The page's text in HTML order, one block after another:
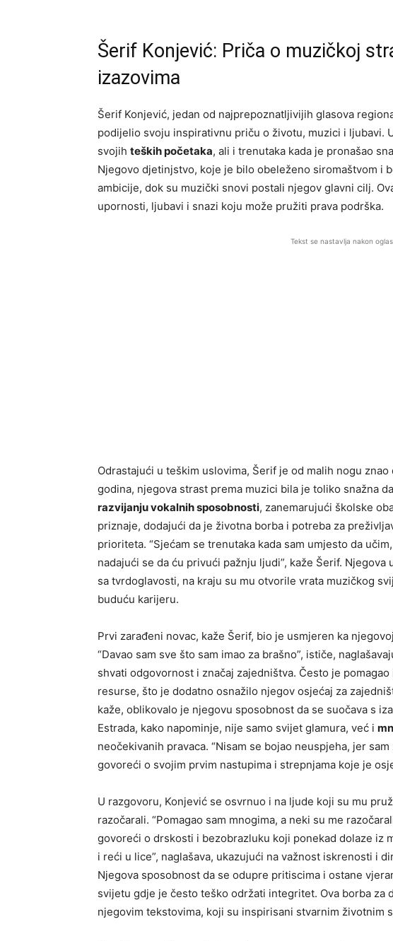
Šerif Konjević: Priča o muzičkoj
izazovima
Šerif Konjević, jedan od najprepoznatljivijih glasova
podijelio svoju inspirativnu priču o životu, muzici i ljubavi.
svojih teških početaka, ali i trenutaka kada je pronašao
Njegovo djetinjstvo, koje je bilo obeleženo siromaštvom i
ambicije, dok su muzički snovi postali njegov glavni cilj.
upornosti, ljubavi i snazi koju može pružiti prava podrška.
Tekst se nastavlja nakon
Odrastajući u teškim uslovima, Šerif je od malih nogu
godina, njegova strast prema muzici bila je toliko snažna
razvijanju vokalnih sposobnosti, zanemarujući školske
priznaje, dodajući da je životna borba i potreba za
prioriteta. “Sjećam se trenutaka kada sam umjesto da
nadajući se da ću privući pažnju ljudi”, kaže Šerif.
sa tvrdoglavosti, na kraju su mu otvorile vrata muzičkog
buduću karijeru.
Prvi zarađeni novac, kaže Šerif, bio je usmjeren ka
“Davao sam sve što sam imao za brašno”, ističe,
shvati odgovornost i značaj zajedništva. Često je
resurse, što je dodatno osnažilo njegov osjećaj za
kaže, oblikovalo je njegovu sposobnost da se suočava s
Estrada, kako napominje, nije samo svijet glamura, već i
neočekivanih pravaca. “Nisam se bojao neuspjeha, jer
govoreći o svojim prvim nastupima i strepnjama koje je
U razgovoru, Konjević se osvrnuo i na ljude koji su mu
razočarali. “Pomagao sam mnogima, a neki su me
govoreći o drskosti i bezobrazluku koji ponekad dolaze iz
i reći u lice”, naglašava, ukazujući na važnost iskrenosti i
Njegova sposobnost da se odupre pritiscima i ostane
svijetu gdje je često teško održati integritet. Ova borba za
njegovim tekstovima, koji su inspirisani stvarnim životnim